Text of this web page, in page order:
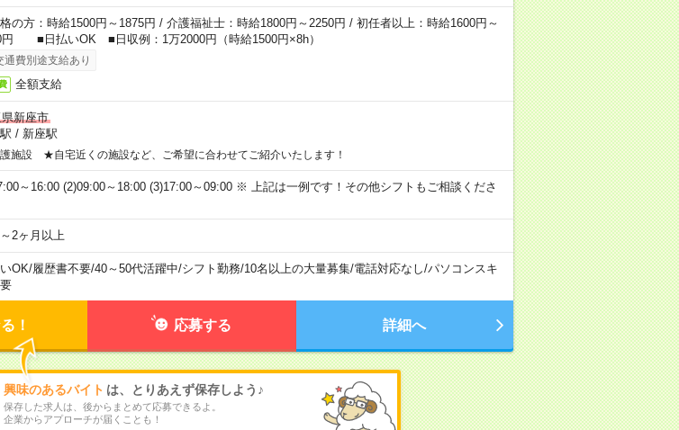
の方：時給1500円～1875円 / 介護福祉士：時給1800円～2250円 / 初任者以上：時給1600円～
円 ■日払いOK ■日収例：1万2000円（時給1500円×8h）
通費別途支給あり
全額支給
新座市
/ 新座駅
施設 ★自宅近くの施設など、ご希望に合わせてご紹介いたします！
～16:00 (2)09:00～18:00 (3)17:00～09:00 ※ 上記は一例です！その他シフトもご相談くださ
2ヶ月以上
OK/履歴書不要/40～50代活躍中/シフト勤務/10名以上の大量募集/電話対応なし/パソコンスキ
！ 応募する 詳細へ
興味のあるバイト は、とりあえず保存しよう♪
保存した求人は、後からまとめて応募できるよ。
企業からアプローチが届くことも！